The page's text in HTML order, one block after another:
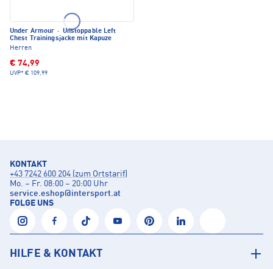
Under Armour · Unstoppable Left
Chest Trainingsjacke mit Kapuze
Herren
€ 74,99
UVP* € 109,99
KONTAKT
+43 7242 600 204 (zum Ortstarif)
Mo. – Fr. 08:00 – 20:00 Uhr
service.eshop@intersport.at
FOLGE UNS
HILFE & KONTAKT